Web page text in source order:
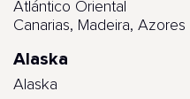
Atlántico Oriental
Canarias, Madeira, Azores
Alaska
Alaska